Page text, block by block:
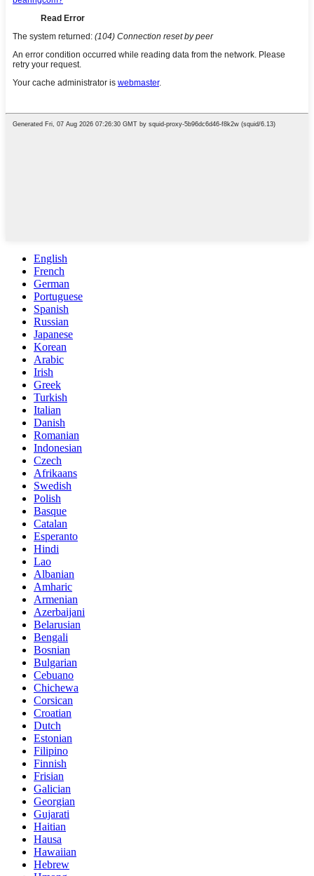
English
French
German
Portuguese
Spanish
Russian
Japanese
Korean
Arabic
Irish
Greek
Turkish
Italian
Danish
Romanian
Indonesian
Czech
Afrikaans
Swedish
Polish
Basque
Catalan
Esperanto
Hindi
Lao
Albanian
Amharic
Armenian
Azerbaijani
Belarusian
Bengali
Bosnian
Bulgarian
Cebuano
Chichewa
Corsican
Croatian
Dutch
Estonian
Filipino
Finnish
Frisian
Galician
Georgian
Gujarati
Haitian
Hausa
Hawaiian
Hebrew